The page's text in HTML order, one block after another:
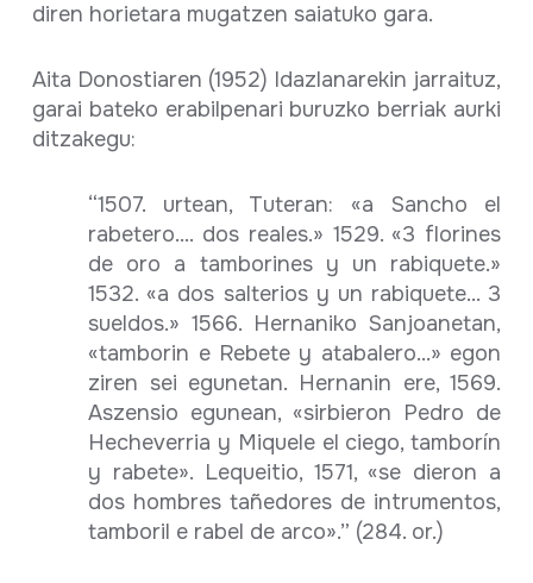
diren horietara mugatzen saiatuko gara.
Aita Donostiaren (1952) Idazlanarekin jarraituz,
garai bateko erabilpenari buruzko berriak aurki
ditzakegu:
“1507. urtean, Tuteran: «a Sancho el
rabetero.... dos reales.» 1529. «3 florines
de oro a tamborines y un rabiquete.»
1532. «a dos salterios y un rabiquete... 3
sueldos.» 1566. Hernaniko Sanjoanetan,
«tamborin e Rebete y atabalero...» egon
ziren sei egunetan. Hernanin ere, 1569.
Aszensio egunean, «sirbieron Pedro de
Hecheverria y Miquele el ciego, tamborín
y rabete». Lequeitio, 1571, «se dieron a
dos hombres tañedores de intrumentos,
tamboril e rabel de arco».” (284. or.)